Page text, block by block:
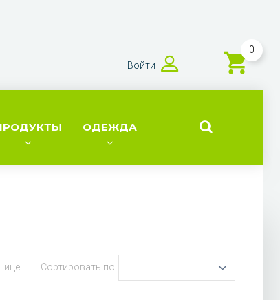
0
Войти
ОДЕЖДА
Сортировать по --